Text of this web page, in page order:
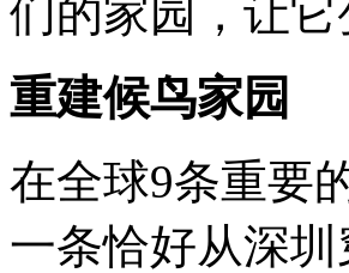
们的家园，让
重建候鸟家园
在全球9条重要
一条恰好从深